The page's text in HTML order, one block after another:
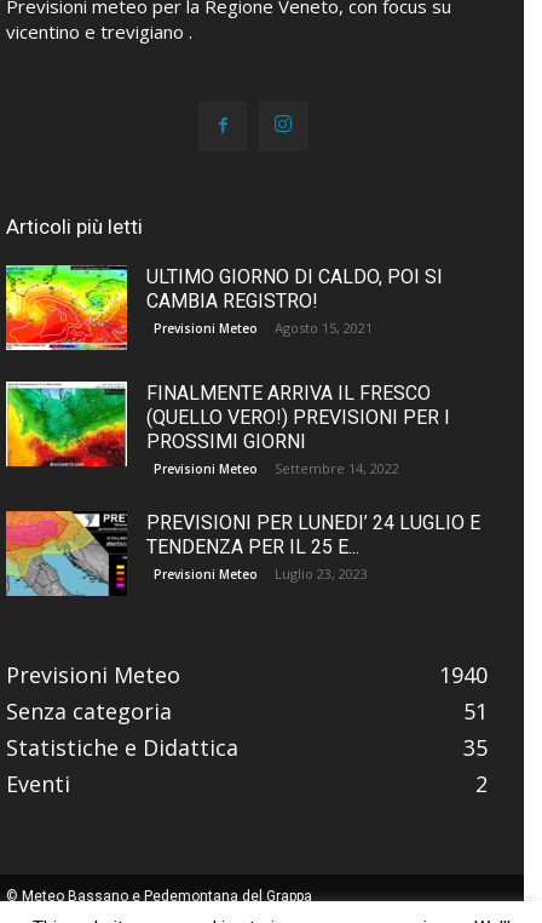
Previsioni meteo per la Regione Veneto, con focus su
vicentino e trevigiano .
Articoli più letti
ULTIMO GIORNO DI CALDO, POI SI
CAMBIA REGISTRO!
Previsioni Meteo Agosto 15, 2021
FINALMENTE ARRIVA IL FRESCO
(QUELLO VERO!) PREVISIONI PER I
PROSSIMI GIORNI
Previsioni Meteo Settembre 14, 2022
PREVISIONI PER LUNEDI’ 24 LUGLIO E
TENDENZA PER IL 25 E...
Previsioni Meteo Luglio 23, 2023
Previsioni Meteo
1940
Senza categoria
51
Statistiche e Didattica
35
Eventi
2
© Meteo Bassano e Pedemontana del Grappa